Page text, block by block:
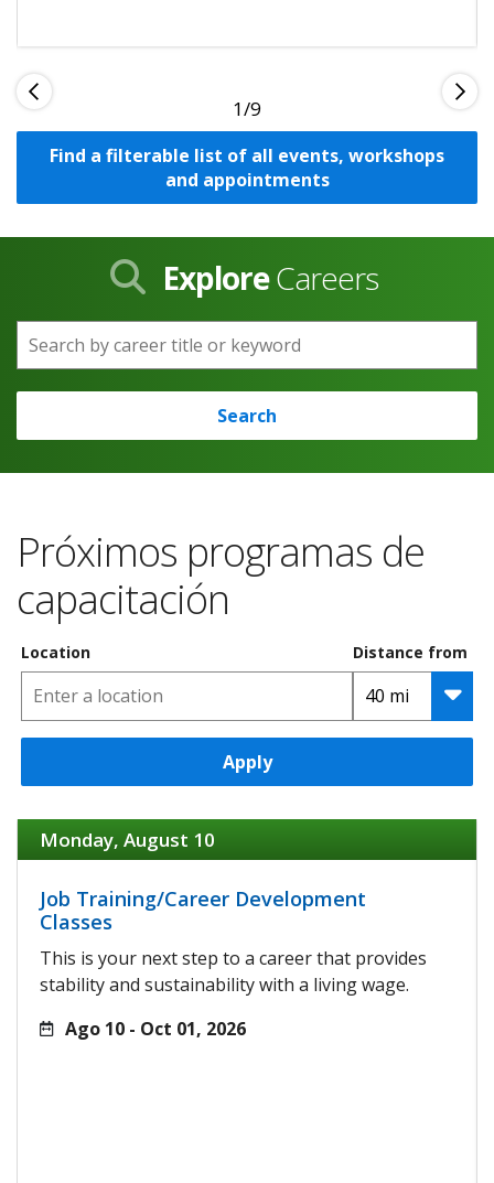
1
Find a filterable list of all events, workshops
and appointments
ExploreCareers
Search by career title or keyword
Search
Próximos programas de
capacitación
Location Distance from
Apply
Monday, August 10
Job Training/Career Development
Classes
This is your next step to a career that provides
stability and sustainability with a living wage.
Ago 10 - Oct 01, 2026